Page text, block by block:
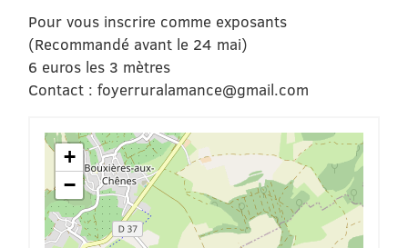
Pour vous inscrire comme exposants
(Recommandé avant le 24 mai)
6 euros les 3 mètres
Contact : foyerruralamance@gmail.com
+
−